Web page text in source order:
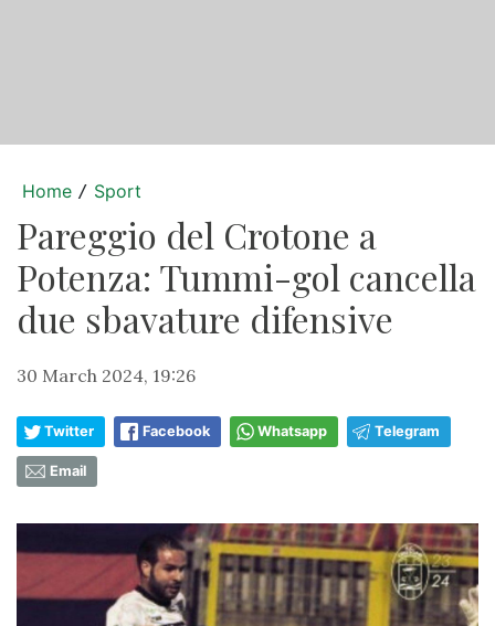
Home / Sport
Pareggio del Crotone a
Potenza: Tummi-gol cancella
due sbavature difensive
30 March 2024, 19:26
Twitter Facebook Whatsapp Telegram
Email